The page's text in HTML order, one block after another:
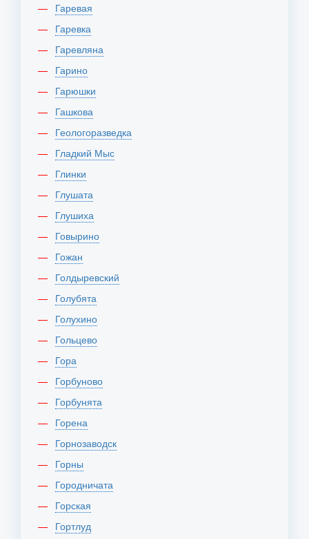
Гаревая
Гаревка
Гаревляна
Гарино
Гарюшки
Гашкова
Геологоразведка
Гладкий Мыс
Глинки
Глушата
Глушиха
Говырино
Гожан
Голдыревский
Голубята
Голухино
Гольцево
Гора
Горбуново
Горбунята
Горена
Горнозаводск
Горны
Городничата
Горская
Гортлуд